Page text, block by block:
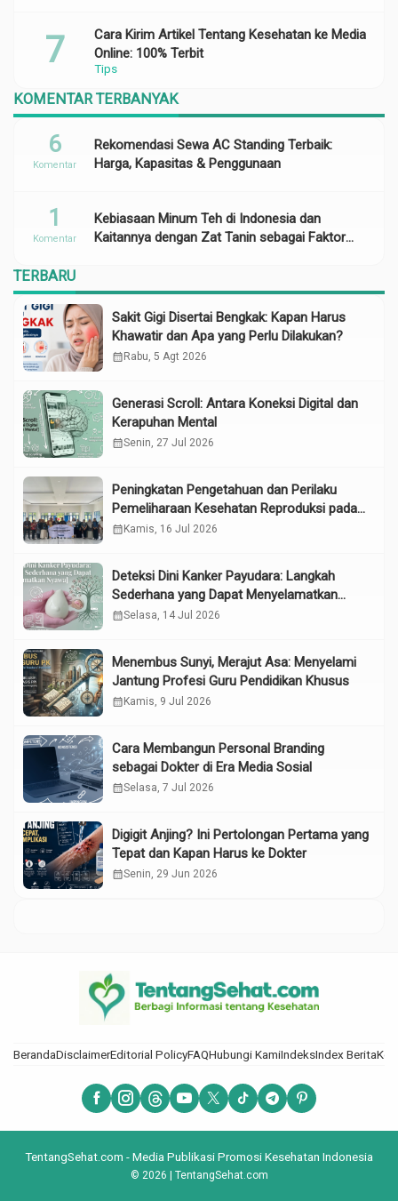
Tips
Cara Kirim Artikel Tentang Kesehatan ke Media
Online: 100% Terbit
KOMENTAR TERBANYAK
Rekomendasi Sewa AC Standing Terbaik:
Harga, Kapasitas & Penggunaan
6
Komentar
Kebiasaan Minum Teh di Indonesia dan
Kaitannya dengan Zat Tanin sebagai Faktor
1
Komentar
TERBARU
Sakit Gigi Disertai Bengkak: Kapan Harus
Khawatir dan Apa yang Perlu Dilakukan?
calendar_month Rabu, 5 Agt 2026
Generasi Scroll: Antara Koneksi Digital dan
Kerapuhan Mental
calendar_monthSenin, 27 Jul 2026
Peningkatan Pengetahuan dan Perilaku
Pemeliharaan Kesehatan Reproduksi pada
Lansia melalui Edukasi dan Konseling di
calendar_month Kamis, 16 Jul 2026
Deteksi Dini Kanker Payudara: Langkah
Sederhana yang Dapat Menyelamatkan
Nyawa
calendar_monthSelasa, 14 Jul 2026
Menembus Sunyi, Merajut Asa: Menyelami
Jantung Profesi Guru Pendidikan Khusus
calendar_month Kamis, 9 Jul 2026
Cara Membangun Personal Branding
sebagai Dokter di Era Media Sosial
calendar_monthSelasa, 7 Jul 2026
Digigit Anjing? Ini Pertolongan Pertama yang
Tepat dan Kapan Harus ke Dokter
calendar_monthSenin, 29 Jun 2026
BerandaDisclaimerEditorial PolicyFAQHubungi KamiIndeksIndex Berita
TentangSehat.com - Media Publikasi Promosi Kesehatan Indonesia
© 2026 | TentangSehat.com